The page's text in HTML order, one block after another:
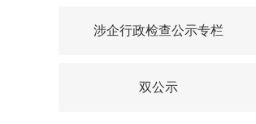
涉企行政检查公示专栏
双公示